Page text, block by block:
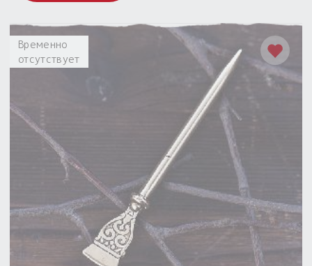
Временно
отсутствует